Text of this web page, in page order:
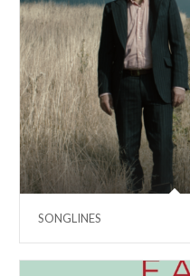
SONGLINES